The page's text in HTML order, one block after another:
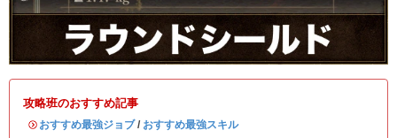
攻略班のおすすめ記事
・ おすすめ最強ジョブ/ おすすめ最強スキル